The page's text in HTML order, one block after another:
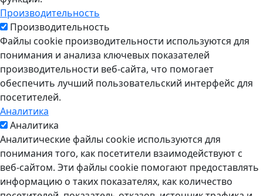
Производительность
Производительность
Файлы cookie производительности используются для
понимания и анализа ключевых показателей
производительности веб-сайта, что помогает
обеспечить лучший пользовательский интерфейс для
посетителей.
Аналитика
Аналитика
Аналитические файлы cookie используются для
понимания того, как посетители взаимодействуют с
веб-сайтом. Эти файлы cookie помогают предоставлять
информацию о таких показателях, как количество